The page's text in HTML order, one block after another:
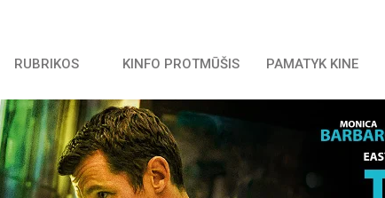
RUBRIKOS KINFO PROTMŪŠIS PAMATYK KINE